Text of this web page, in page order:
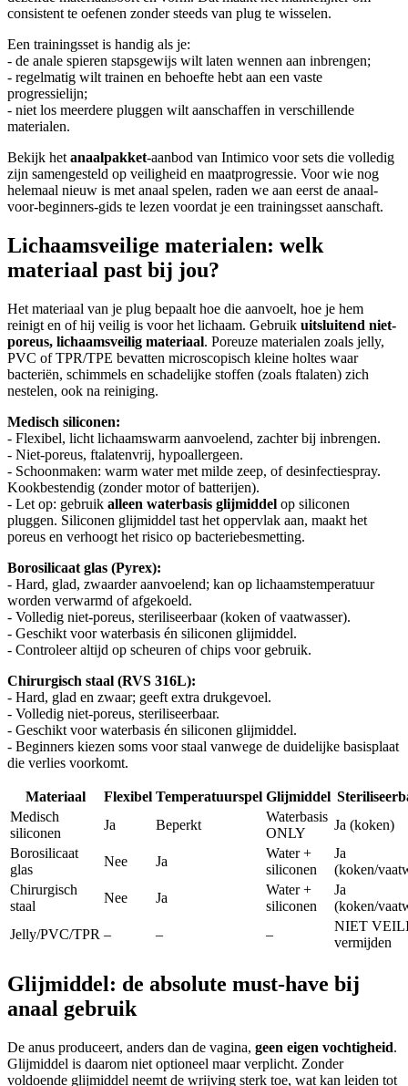
consistent te oefenen zonder steeds van plug te wisselen.
Een trainingsset is handig als je:
- de anale spieren stapsgewijs wilt laten wennen aan inbrengen;
- regelmatig wilt trainen en behoefte hebt aan een vaste
progressielijn;
- niet los meerdere pluggen wilt aanschaffen in verschillende
materialen.
Bekijk het anaalpakket-aanbod van Intimico voor sets die volledig
zijn samengesteld op veiligheid en maatprogressie. Voor wie nog
helemaal nieuw is met anaal spelen, raden we aan eerst de anaal-
voor-beginners-gids te lezen voordat je een trainingsset aanschaft.
Lichaamsveilige materialen: welk
materiaal past bij jou?
Het materiaal van je plug bepaalt hoe die aanvoelt, hoe je hem
reinigt en of hij veilig is voor het lichaam. Gebruik uitsluitend niet-
poreus, lichaamsveilig materiaal. Poreuze materialen zoals jelly,
PVC of TPR/TPE bevatten microscopisch kleine holtes waar
bacteriën, schimmels en schadelijke stoffen (zoals ftalaten) zich
nestelen, ook na reiniging.
Medisch siliconen:
- Flexibel, licht lichaamswarm aanvoelend, zachter bij inbrengen.
- Niet-poreus, ftalatenvrij, hypoallergeen.
- Schoonmaken: warm water met milde zeep, of desinfectiespray.
Kookbestendig (zonder motor of batterijen).
- Let op: gebruik alleen waterbasis glijmiddel op siliconen
pluggen. Siliconen glijmiddel tast het oppervlak aan, maakt het
poreus en verhoogt het risico op bacteriebesmetting.
Borosilicaat glas (Pyrex):
- Hard, glad, zwaarder aanvoelend; kan op lichaamstemperatuur
worden verwarmd of afgekoeld.
- Volledig niet-poreus, steriliseerbaar (koken of vaatwasser).
- Geschikt voor waterbasis én siliconen glijmiddel.
- Controleer altijd op scheuren of chips voor gebruik.
Chirurgisch staal (RVS 316L):
- Hard, glad en zwaar; geeft extra drukgevoel.
- Volledig niet-poreus, steriliseerbaar.
- Geschikt voor waterbasis én siliconen glijmiddel.
- Beginners kiezen soms voor staal vanwege de duidelijke basisplaat
die verlies voorkomt.
Materiaal Flexibel Temperatuurspel Glijmiddel
Medisch
siliconen
Ja Beperkt
Waterbasis
ONLY
Ja (koken)
Borosilicaat
glas
Nee Ja
Water +
siliconen
Ja
(koken/
Chirurgisch
staal
Nee Ja
Water +
siliconen
Ja
(koken/
Jelly/PVC/TPR – – –
NIET
vermijden
Glijmiddel: de absolute must-have bij
anaal gebruik
De anus produceert, anders dan de vagina, geen eigen vochtigheid.
Glijmiddel is daarom niet optioneel maar verplicht. Zonder
voldoende glijmiddel neemt de wrijving sterk toe, wat kan leiden tot